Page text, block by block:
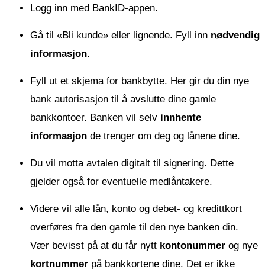
Logg inn med BankID-appen.
Gå til «Bli kunde» eller lignende. Fyll inn nødvendig
informasjon.
Fyll ut et skjema for bankbytte. Her gir du din nye
bank autorisasjon til å avslutte dine gamle
bankkontoer. Banken vil selv innhente
informasjon de trenger om deg og lånene dine.
Du vil motta avtalen digitalt til signering. Dette
gjelder også for eventuelle medlåntakere.
Videre vil alle lån, konto og debet- og kredittkort
overføres fra den gamle til den nye banken din.
Vær bevisst på at du får nytt kontonummer og nye
kortnummer på bankkortene dine. Det er ikke